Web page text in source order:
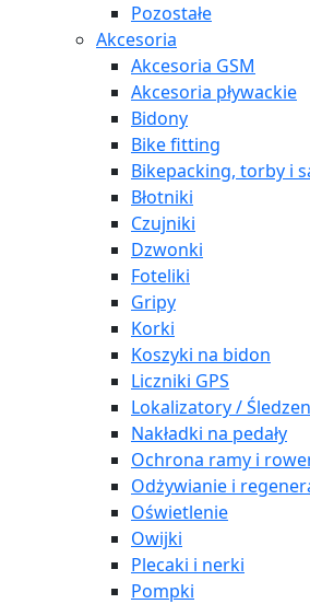
Pozostałe
Akcesoria
Akcesoria GSM
Akcesoria pływackie
Bidony
Bike fitting
Bikepacking, torby i
Błotniki
Czujniki
Dzwonki
Foteliki
Gripy
Korki
Koszyki na bidon
Liczniki GPS
Lokalizatory /
Nakładki na pedały
Ochrona ramy i
Odżywianie i
Oświetlenie
Owijki
Plecaki i nerki
Pompki